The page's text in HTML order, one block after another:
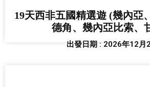
19天西非五國精選遊 (幾內亞
德角、幾內亞比索、
出發日期 : 2026年12月